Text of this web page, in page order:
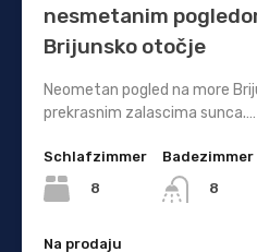
nesmetanim
Brijunsko otočje
Neometan pogled na more
prekrasnim zalascima sunca.…
Schlafzimmer
8
Badezimmer
8
Na prodaju